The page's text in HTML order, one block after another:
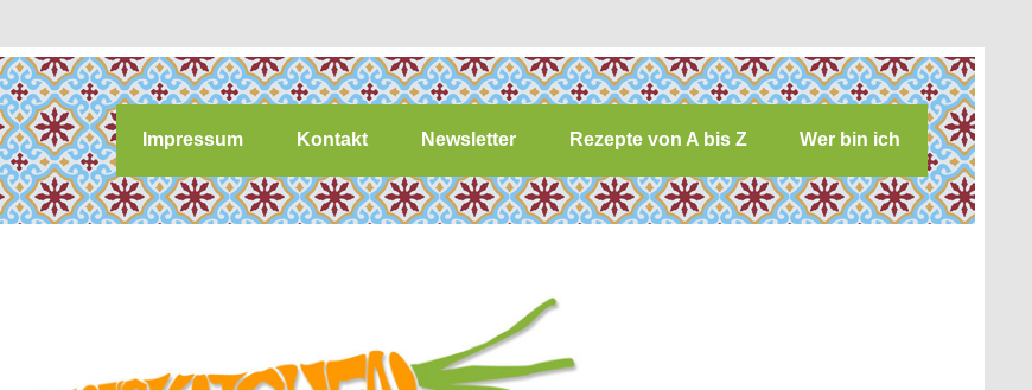
Impressum Kontakt Newsletter Rezepte von A bis Z Wer bin ich